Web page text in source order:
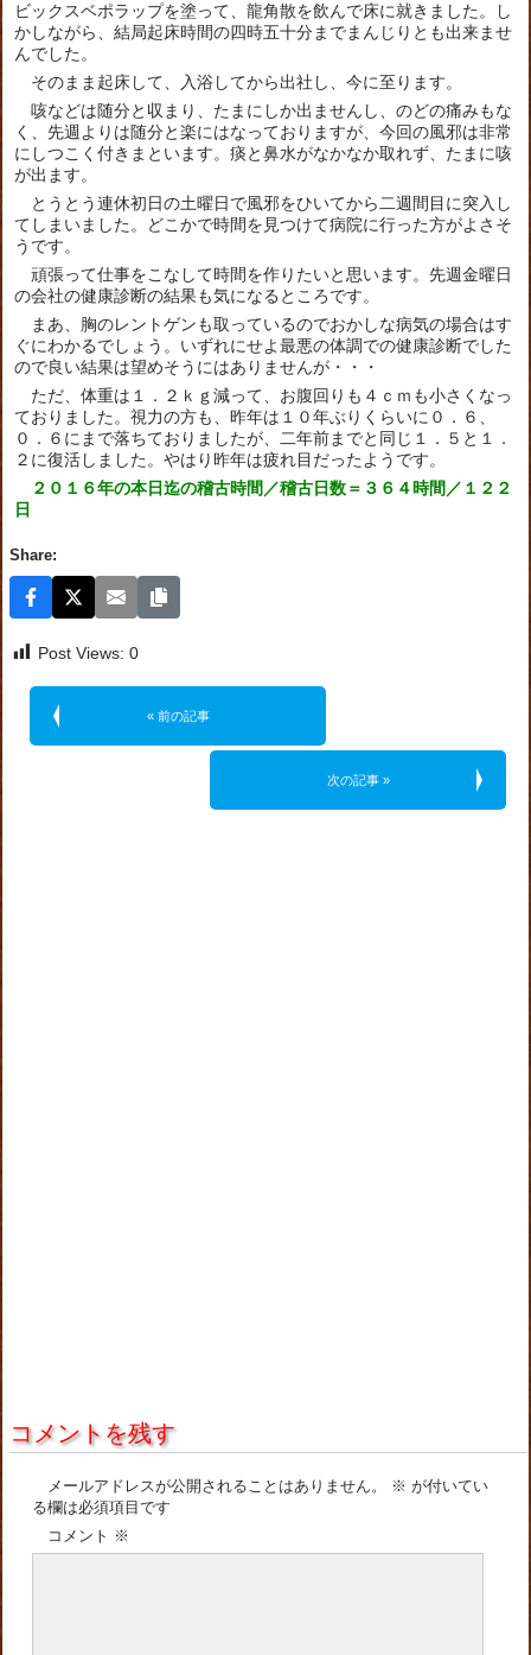
ビックスベポラップを塗って、龍角散を飲んで床に就きました。し
かしながら、結局起床時間の四時五十分までまんじりとも出来ませ
んでした。
そのまま起床して、入浴してから出社し、今に至ります。
咳などは随分と収まり、たまにしか出ませんし、のどの痛みもな
く、先週よりは随分と楽にはなっておりますが、今回の風邪は非常
にしつこく付きまといます。痰と鼻水がなかなか取れず、たまに咳
が出ます。
とうとう連休初日の土曜日で風邪をひいてから二週間目に突入し
てしまいました。どこかで時間を見つけて病院に行った方がよさそ
うです。
頑張って仕事をこなして時間を作りたいと思います。先週金曜日
の会社の健康診断の結果も気になるところです。
まあ、胸のレントゲンも取っているのでおかしな病気の場合はす
ぐにわかるでしょう。いずれにせよ最悪の体調での健康診断でした
ので良い結果は望めそうにはありませんが・・・
ただ、体重は１．２ｋｇ減って、お腹回りも４ｃｍも小さくなっ
ておりました。視力の方も、昨年は１０年ぶりくらいに０．６、
０．６にまで落ちておりましたが、二年前までと同じ１．５と１．
２に復活しました。やはり昨年は疲れ目だったようです。
２０１６年の本日迄の稽古時間／稽古日数＝３６４時間／１２２
日
Share:
Post Views: 0
« 前の記事
次の記事 »
コメントを残す
メールアドレスが公開されることはありません。 ※ が付いてい
る欄は必須項目です
コメント ※